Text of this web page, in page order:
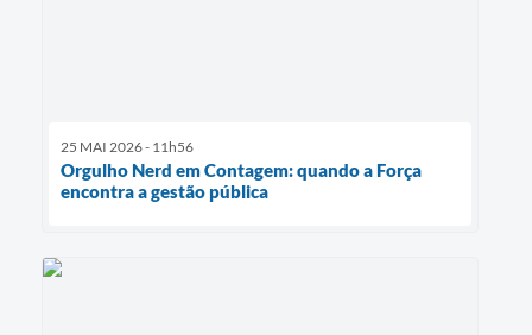
25 MAI 2026 - 11h56
Orgulho Nerd em Contagem: quando a Força
encontra a gestão pública